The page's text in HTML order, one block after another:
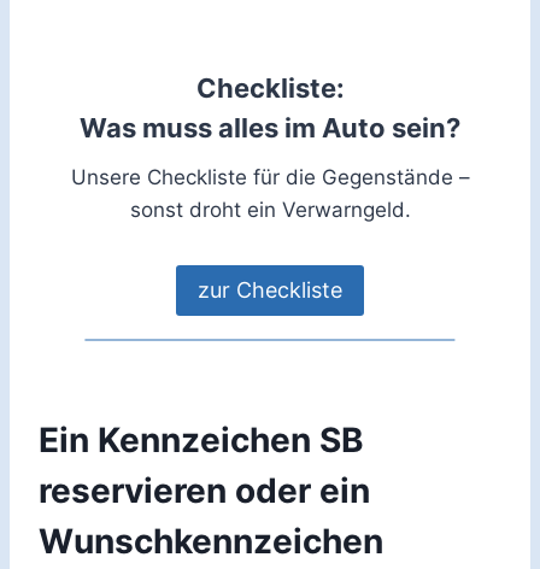
Checkliste:
Was muss alles im Auto sein?
Unsere Checkliste für die Gegenstände –
sonst droht ein Verwarngeld.
zur Checkliste
Ein Kennzeichen SB
reservieren oder ein
Wunschkennzeichen